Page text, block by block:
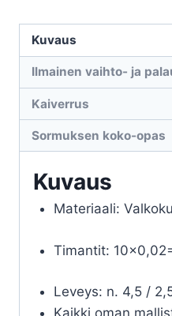
Kuvaus
Ilmainen vaihto- ja
Kaiverrus
Sormuksen koko-opas
Kuvaus
Materiaali:
Timantit:
Leveys: n. 4,5 /